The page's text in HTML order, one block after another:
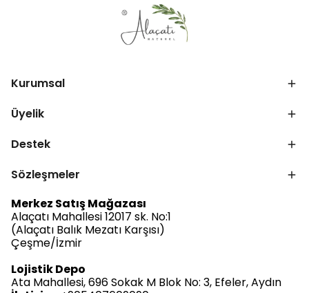
Kurumsal
Üyelik
Destek
Sözleşmeler
Merkez Satış Mağazası
Alaçatı Mahallesi 12017 sk. No:1
(Alaçatı Balık Mezatı Karşısı)
Çeşme/İzmir
Lojistik Depo
Ata Mahallesi, 696 Sokak M Blok No: 3, Efeler, Aydın